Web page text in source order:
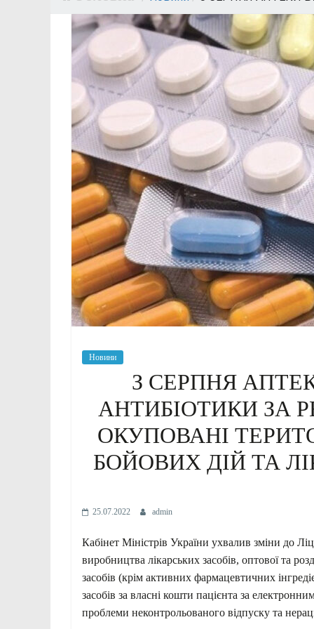
Новини
З СЕРПНЯ
АНТИБІОТИКИ ЗА
ОКУПОВАНІ
БОЙОВИХ ДІЙ ТА
25.07.2022 admin
Кабінет Міністрів України ухвалив зміни до
виробництва лікарських засобів, оптової та
засобів (крім активних фармацевтичних
засобів за власні кошти пацієнта за
проблеми неконтрольованого відпуску та